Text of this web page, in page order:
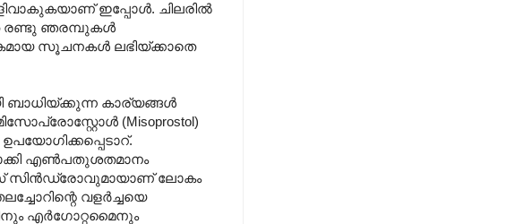
ഇപ്പോൾ. ചിലരിൽ
രണ്ടു ഞരമ്പുകൾ
സൂചനകൾ ലഭിയ്ക്കാതെ
ബാധിയ്ക്കുന്ന കാര്യങ്ങൾ
(Misoprostol)
എൺപതുശതമാനം
സിൻഡ്രോവുമായാണ് ലോകം
വളർച്ചയെ
എർഗോറ്റമൈനും